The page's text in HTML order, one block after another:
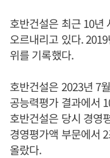
호반건설은 최근 10년
오르내리고 있다.
위를 기록했다.
호반건설은 2023년 7
공능력평가 결과에서
호반건설은 당시 경영
경영평가액 부문에서
올랐다.